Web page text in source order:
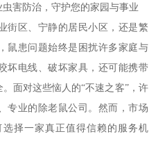
害防治，守护您的家园与事业
街区、宁静的居民小区，还是繁
鼠患问题始终是困扰许多家庭与
坏电线、破坏家具，还可能携带
面对这些恼人的“不速之客”，许
专业的除老鼠公司。然而，市场
择一家真正值得信赖的服务机